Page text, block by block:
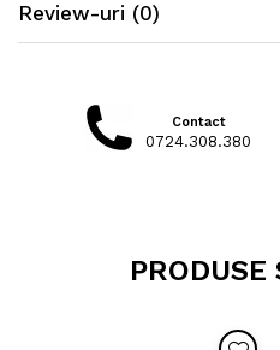
Review-uri (0)
Contact
0724.308.380
PRODUSE